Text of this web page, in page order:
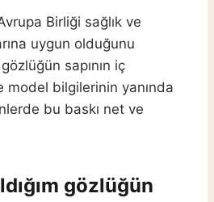
Birliği sağlık ve
uygun olduğunu
sapının iç
model bilgilerinin yanında
bu baskı net ve
gözlüğün